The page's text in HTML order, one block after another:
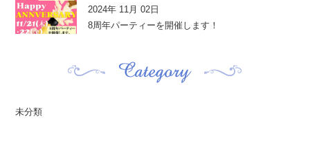
2024年 11月 02日
8周年パーティーを開催します！
未分類